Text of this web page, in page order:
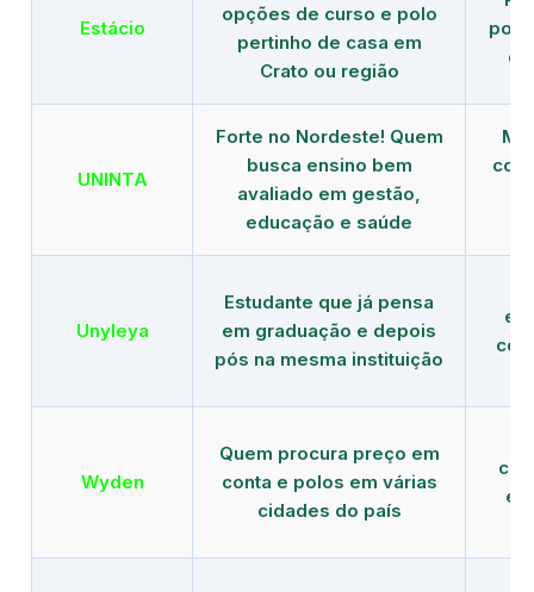
Estácio
opções de curso e polo
pertinho de casa em
Crato ou região
UNINTA
Forte no Nordeste! Quem
busca ensino bem
avaliado em gestão,
educação e saúde
Unyleya
Estudante que já pensa
em graduação e depois
pós na mesma instituição
Wyden
Quem procura preço em
conta e polos em várias
cidades do país